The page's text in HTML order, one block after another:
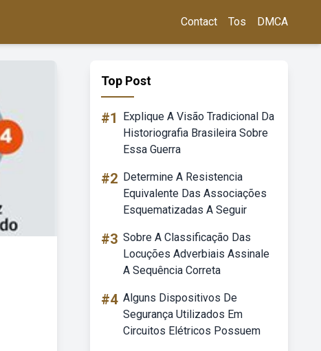
Contact Tos DMCA
Top Post
#1
Explique A Visão Tradicional Da
Historiografia Brasileira Sobre
Essa Guerra
#2 Determine A Resistencia
Equivalente Das Associações
Esquematizadas A Seguir
#3 Sobre A Classificação Das
Locuções Adverbiais Assinale
A Sequência Correta
#4 Alguns Dispositivos De
Segurança Utilizados Em
Circuitos Elétricos Possuem